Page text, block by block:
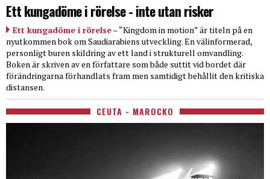
Ett kungadöme i rörelse - inte utan risker
Ett kungadöme i rörelse– “Kingdom in motion” är titeln på en
nyutkommen bok om Saudiarabiens utveckling. En välinformerad,
personligt buren skildring av ett land i strukturell omvandling.
Boken är skriven av en författare som både suttit vid bordet där
förändringarna förhandlats fram men samtidigt behållit den kritiska
distansen.
CEUTA - MAROCKO